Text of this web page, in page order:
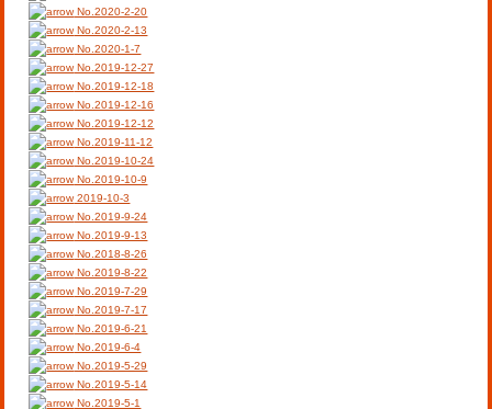
お問合せ
No.2020-2-20
No.2020-2-13
No.2020-1-7
No.2019-12-27
No.2019-12-18
No.2019-12-16
No.2019-12-12
No.2019-11-12
No.2019-10-24
No.2019-10-9
2019-10-3
No.2019-9-24
No.2019-9-13
No.2018-8-26
No.2019-8-22
No.2019-7-29
No.2019-7-17
No.2019-6-21
No.2019-6-4
No.2019-5-29
No.2019-5-14
No.2019-5-1